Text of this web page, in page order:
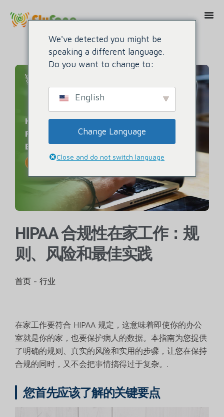
HIPAA 合规性在家工作：规
则、风险和最佳实践
首页 - 行业
在家工作要符合 HIPAA 规定，这意味着即使你的办公
室就是你的家，也要保护病人的数据。本指南为您提供
了明确的规则、真实的风险和实用的步骤，让您在保持
合规的同时，又不会把事情搞得过于复杂。.
您首先应该了解的关键要点
We've detected you might be
speaking a different language.
Do you want to change to:
English
Change Language
Close and do not switch language